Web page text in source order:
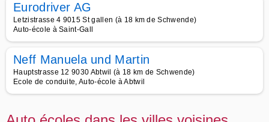
Eurodriver AG
Letzistrasse 4 9015 St gallen (à 18 km de Schwende)
Auto-école à Saint-Gall
Neff Manuela und Martin
Hauptstrasse 12 9030 Abtwil (à 18 km de Schwende)
Ecole de conduite, Auto-école à Abtwil